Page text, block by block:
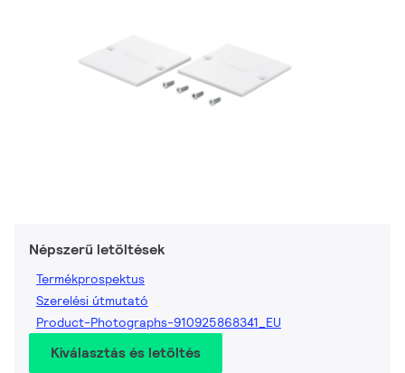
Népszerű letöltések
Termékprospektus
Szerelési útmutató
Product-Photographs-910925868341_EU
Kiválasztás és letöltés